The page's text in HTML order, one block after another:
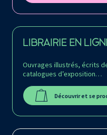
LIBRAIRIE EN
Ouvrages illustrés, écrits
catalogues d’exposition…
Découvrir et se